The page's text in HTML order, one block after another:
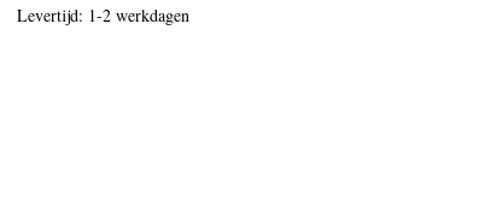
Levertijd: 1-2 werkdagen